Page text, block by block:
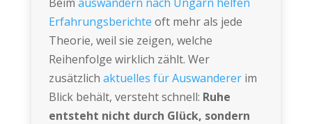
Erfahrungsberichte oft mehr als jede
Theorie, weil sie zeigen, welche
Reihenfolge wirklich zählt. Wer
zusätzlich aktuelles für Auswandererim
Blick behält, versteht schnell: Ruhe
entsteht nicht durch Glück, sondern